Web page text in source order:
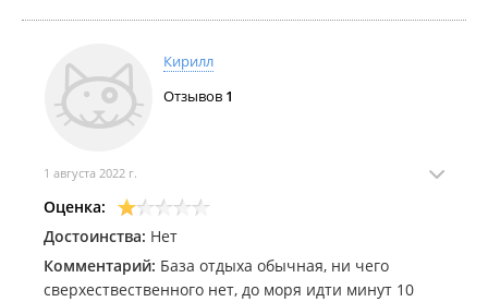
Кирилл
Отзывов 1
1 августа 2022 г.
Оценка:
Достоинства: Нет
Комментарий: База отдыха обычная, ни чего
сверхествественного нет, до моря идти минут 10